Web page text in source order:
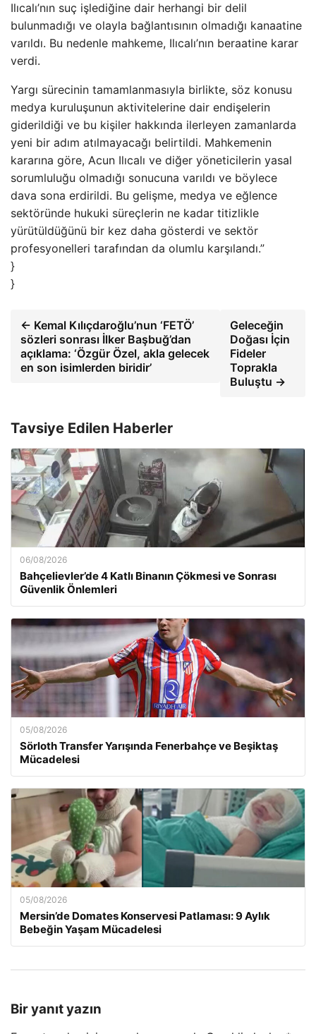
Ilıcalı’nın suç işlediğine dair herhangi bir delil
bulunmadığı ve olayla bağlantısının olmadığı kanaatine
varıldı. Bu nedenle mahkeme, Ilıcalı’nın beraatine karar
verdi.
Yargı sürecinin tamamlanmasıyla birlikte, söz konusu
medya kuruluşunun aktivitelerine dair endişelerin
giderildiği ve bu kişiler hakkında ilerleyen zamanlarda
yeni bir adım atılmayacağı belirtildi. Mahkemenin
kararına göre, Acun Ilıcalı ve diğer yöneticilerin yasal
sorumluluğu olmadığı sonucuna varıldı ve böylece
dava sona erdirildi. Bu gelişme, medya ve eğlence
sektöründe hukuki süreçlerin ne kadar titizlikle
yürütüldüğünü bir kez daha gösterdi ve sektör
profesyonelleri tarafından da olumlu karşılandı.”
}
}
← Kemal Kılıçdaroğlu’nun ‘FETÖ’
sözleri sonrası İlker Başbuğ’dan
açıklama: ‘Özgür Özel, akla gelecek
en son isimlerden biridir’
Geleceğin
Doğası İçin
Fideler
Toprakla
Buluştu →
Tavsiye Edilen Haberler
06/08/2026
Bahçelievler’de 4 Katlı Binanın Çökmesi ve Sonrası
Güvenlik Önlemleri
05/08/2026
Sörloth Transfer Yarışında Fenerbahçe ve Beşiktaş
Mücadelesi
05/08/2026
Mersin’de Domates Konservesi Patlaması: 9 Aylık
Bebeğin Yaşam Mücadelesi
Bir yanıt yazın